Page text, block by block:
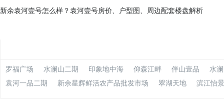
新余袁河壹号怎么样？袁河壹号房价、户型图、周边配套楼盘解析
罗福广场 水澜山二期 印象地中海 仰森江畔 伴山壹品
水
袁河一品二期
新余星辉鲜活农产品批发市场 翠湖天地 滨江怡景